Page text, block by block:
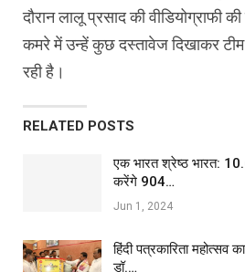
दौरान लालू प्रसाद की वीडियोग्राफी
कमरे में उन्‍हें कुछ दस्तावेज दिखाकर
रही है।
RELATED POSTS
एक भारत श्रेष्ठ भारत:
करेंगे 904…
Jun 1, 2024
हिंदी पत्रकारिता
डॉ.…